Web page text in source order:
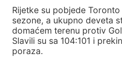
Rijetke su pobjede
sezone, a ukupno deveta
domaćem terenu protiv
Slavili su sa 104:101 i
poraza.